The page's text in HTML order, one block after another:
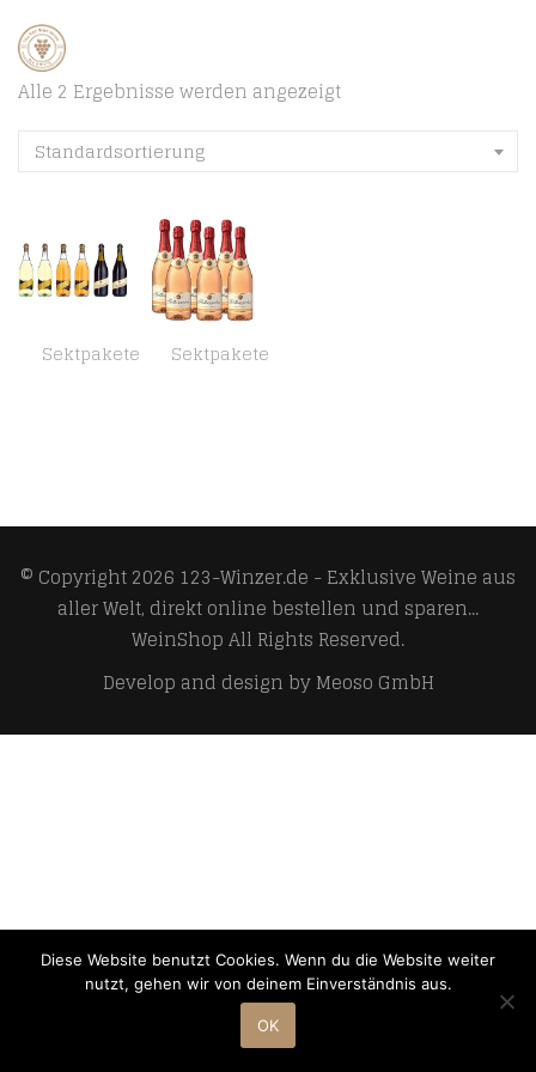
Alle 2 Ergebnisse werden angezeigt
Standardsortierung
Sektpakete Sektpakete
© Copyright 2026 123-Winzer.de - Exklusive Weine aus
aller Welt, direkt online bestellen und sparen...
WeinShopAll Rights Reserved.
Develop and design byMeoso GmbH
Diese Website benutzt Cookies. Wenn du die Website weiter
nutzt, gehen wir von deinem Einverständnis aus.
OK